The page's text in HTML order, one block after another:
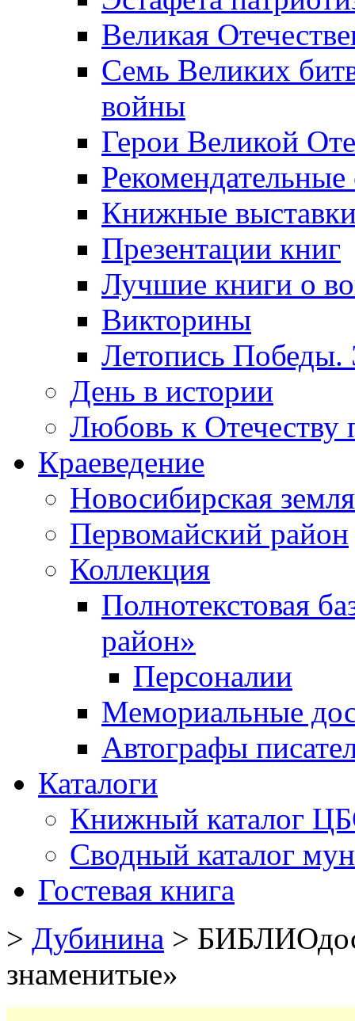
Великая
Семь Великих
войны
Герои Великой
Рекомендательные
Книжные
Презентации книг
Лучшие книги о
Викторины
Летопись Победы.
День в истории
Любовь к Отечеству
Краеведение
Новосибирская земля
Первомайский район
Коллекция
Полнотекстовая
район»
Персоналии
Мемориальные
Автографы
Каталоги
Книжный каталог
Сводный каталог
Гостевая книга
> Дубинина >
знаменитые»